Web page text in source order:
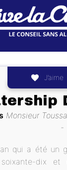
J’aime
Monsieur
qui a été un
dix et